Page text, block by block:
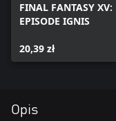
FINAL FANTASY XV:
EPISODE IGNIS
20,39 zł
Opis